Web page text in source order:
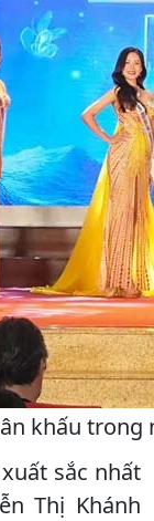
khấu
sắc nhất
Thị Khánh